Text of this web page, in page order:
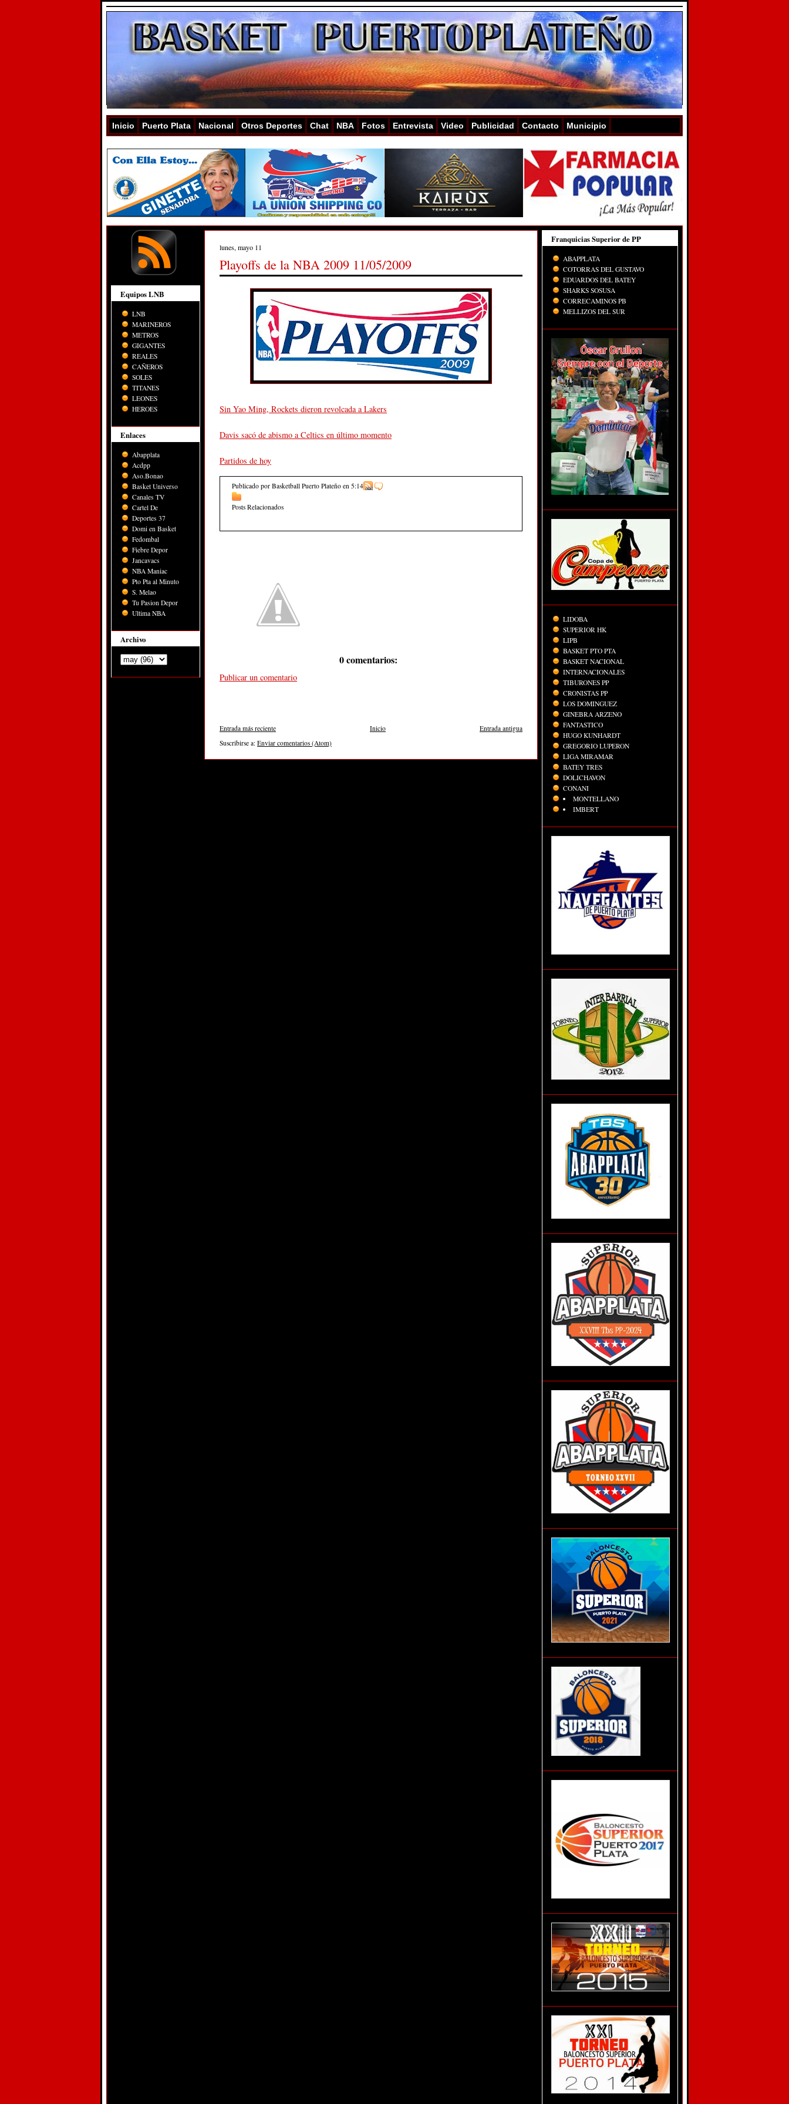
Inicio Puerto Plata Nacional Otros Deportes Chat NBA Fotos Entrevista Video Publicidad Contacto Municipio
Equipos LNB
LNB
MARINEROS
METROS
GIGANTES
REALES
CAÑEROS
SOLES
TITANES
LEONES
HEROES
Enlaces
Abapplata
Acdpp
Aso.Bonao
Basket Universo
Canales TV
Cartel De
Deportes 37
Domi en Basket
Fedombal
Fiebre Depor
Jancavacs
NBA Maniac
Pto Pta al Minuto
S. Melao
Tu Pasion Depor
Ultima NBA
Archivo
lunes, mayo 11
Playoffs de la NBA 2009 11/05/2009
Sin Yao Ming, Rockets dieron revolcada a Lakers
Davis sacó de abismo a Celtics en último momento
Partidos de hoy
Publicado por Basketball Puerto Plateño en 5:14
Posts Relacionados
0 comentarios:
Publicar un comentario
Entrada más reciente Entrada antigua
Inicio
Suscribirse a: Enviar comentarios (Atom)
Franquicias Superior de PP
ABAPPLATA
COTORRAS DEL GUSTAVO
EDUARDOS DEL BATEY
SHARKS SOSUSA
CORRECAMINOS PB
MELLIZOS DEL SUR
LIDOBA
SUPERIOR HK
LIPB
BASKET PTO PTA
BASKET NACIONAL
INTERNACIONALES
TIBURONES PP
CRONISTAS PP
LOS DOMINGUEZ
GINEBRA ARZENO
FANTASTICO
HUGO KUNHARDT
GREGORIO LUPERON
LIGA MIRAMAR
BATEY TRES
DOLICHAVON
CONANI
MONTELLANO
IMBERT